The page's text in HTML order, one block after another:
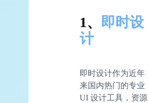
1、 即时设
计
即时设计作为近年
来国内热门的专业
UI 设计工具，资源